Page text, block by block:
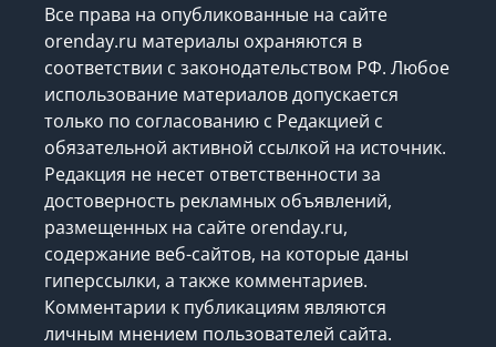
Все права на опубликованные на сайте
orenday.ru материалы охраняются в
соответствии с законодательством РФ. Любое
использование материалов допускается
только по согласованию с Редакцией с
обязательной активной ссылкой на источник.
Редакция не несет ответственности за
достоверность рекламных объявлений,
размещенных на сайте orenday.ru,
содержание веб-сайтов, на которые даны
гиперссылки, а также комментариев.
Комментарии к публикациям являются
личным мнением пользователей сайта.